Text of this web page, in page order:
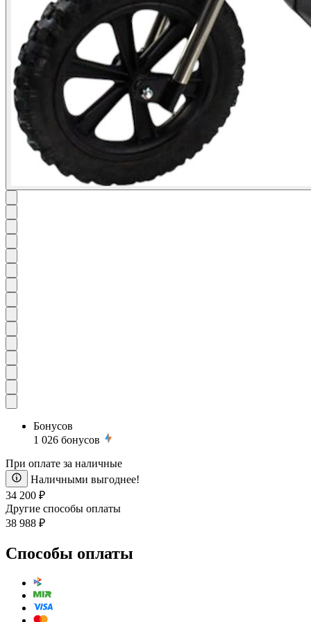
Бонусов
1 026 бонусов
При оплате за наличные
Наличными выгоднее!
34 200 ₽
Другие способы оплаты
38 988 ₽
Способы оплаты